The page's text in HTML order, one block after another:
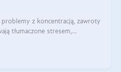
problemy z koncentracją, zawroty
tłumaczone stresem,